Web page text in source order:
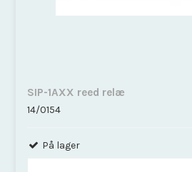
SIP-1AXX reed relæ
14/0154
På lager